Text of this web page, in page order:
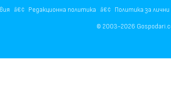
Редакционна политика Политика за лични
© 2003-2026